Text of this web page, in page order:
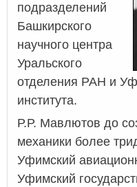
подразделений
Башкирского
научного центра
Уральского
отделения РАН и
института.
Р.Р. Мавлютов до
механики более
Уфимский
Уфимский